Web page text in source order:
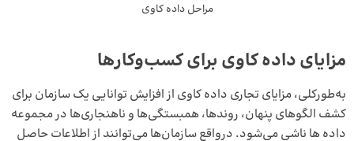
مراحل داده کاوی
مزایای داده کاوی برای کسب‌وکارها
به‌طورکلی، مزایای تجاری داده کاوی از افزایش توانایی یک سازمان برای
کشف الگوهای پنهان، روندها، همبستگی‌ها و ناهنجاری‌ها در مجموعه
داده ها ناشی می‌شود. درواقع سازمان‌ها می‌توانند از اطلاعات حاصل